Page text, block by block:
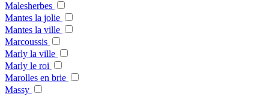
Malesherbes
Mantes la jolie
Mantes la ville
Marcoussis
Marly la ville
Marly le roi
Marolles en brie
Massy